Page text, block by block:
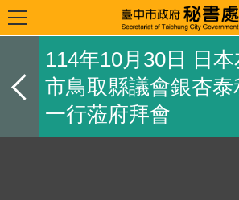
114年10月30日 日
市鳥取縣議會銀杏泰
一行蒞府拜會